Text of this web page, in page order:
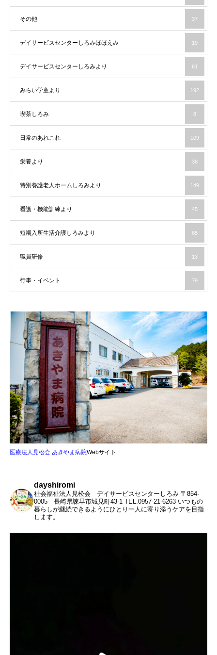
その他 37
デイサービスセンターしろみほほえみ 19
デイサービスセンターしろみより 61
みらい学童より 192
喫茶しろみ 8
日常のあれこれ 109
栄養より 38
特別養護老人ホームしろみより 149
看護・機能訓練より 45
短期入所生活介護しろみより 65
職員研修 13
行事・イベント 79
医療法人見松会 あきやま病院Webサイト
dayshiromi
社会福祉法人見松会 デイサービスセンターしろみ 〒854-
0005 長崎県諫早市城見町43-1 TEL.0957-21-6263 いつもの
暮らしが継続できるようにひとり一人に寄り添うケアを目指
します。